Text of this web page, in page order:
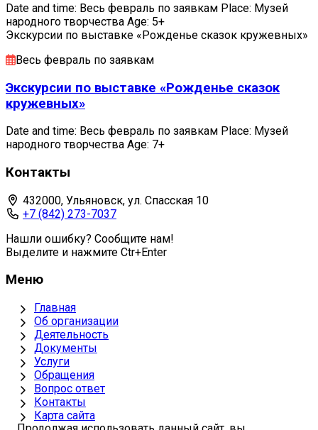
Date and time: Весь февраль по заявкам Place: Музей
народного творчества Age: 5+
Экскурсии по выставке «Рожденье сказок кружевных»
Весь февраль по заявкам
Экскурсии по выставке «Рожденье сказок
кружевных»
Date and time: Весь февраль по заявкам Place: Музей
народного творчества Age: 7+
Контакты
432000, Ульяновск, ул. Спасская 10
+7 (842) 273-7037
Нашли ошибку? Сообщите нам!
Выделите и нажмите Ctr+Enter
Меню
Главная
Об организации
Деятельность
Документы
Услуги
Обращения
Вопрос ответ
Контакты
Карта сайта